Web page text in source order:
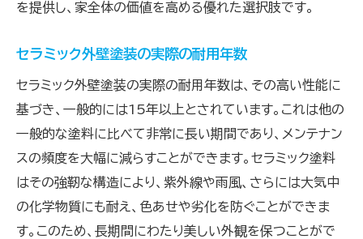
を提供し、家全体の価値を高める優れた選択肢です。
セラミック外壁塗装の実際の耐用年数
セラミック外壁塗装の実際の耐用年数は、その高い性能に
基づき、一般的には15年以上とされています。これは他の
一般的な塗料に比べて非常に長い期間であり、メンテナン
スの頻度を大幅に減らすことができます。セラミック塗料
はその強靭な構造により、紫外線や雨風、さらには大気中
の化学物質にも耐え、色あせや劣化を防ぐことができま
す。このため、長期間にわたり美しい外観を保つことがで